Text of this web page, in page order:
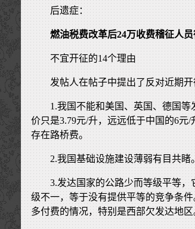
后遗症：
燃油税费改革后24万收费稽征人
不宜开征的14个理由
发帖人在帖子中提出了反对近期
1.我国不能和美国、英国、德国
价只是3.79元/升，远远低于中国的6
存在路桥费。
2.我国基础设施建设薄弱有目共睹
3.发达国家的公路少而等级平等
级不一，等于没有提供平等的竞争条
多付费的情况，特别是西部欠发达地区